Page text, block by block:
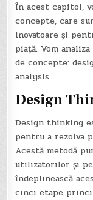
În acest capitol,
concepte, care
inovatoare și
piață. Vom
de concepte:
analysis.
Design
Design thinking
pentru a rezolva
Acestă metodă
utilizatorilor și pe
îndeplinească
cinci etape